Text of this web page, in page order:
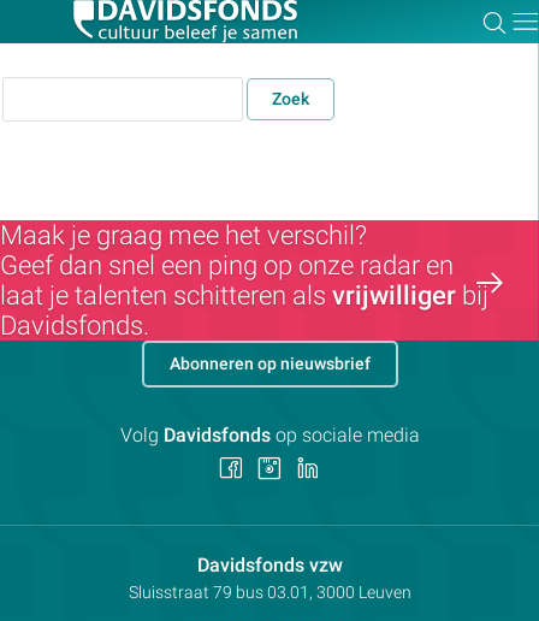
Zoek
Maak je graag mee het verschil?
Geef dan snel een ping op onze radar en
laat je talenten schitteren als vrijwilliger bij
Davidsfonds.
Davidsfonds vzwContactpersoon:
Adres:
Sluisstraat 79 bus 03.01, 3000 Leuven
Abonneren op nieuwsbrief
Volg Davidsfondsop sociale media
Volg
ons
Facebook
Volg
Instagram
LinkedIn
Zoeken